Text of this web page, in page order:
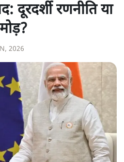
दूरदर्शी रणनीति या
2026